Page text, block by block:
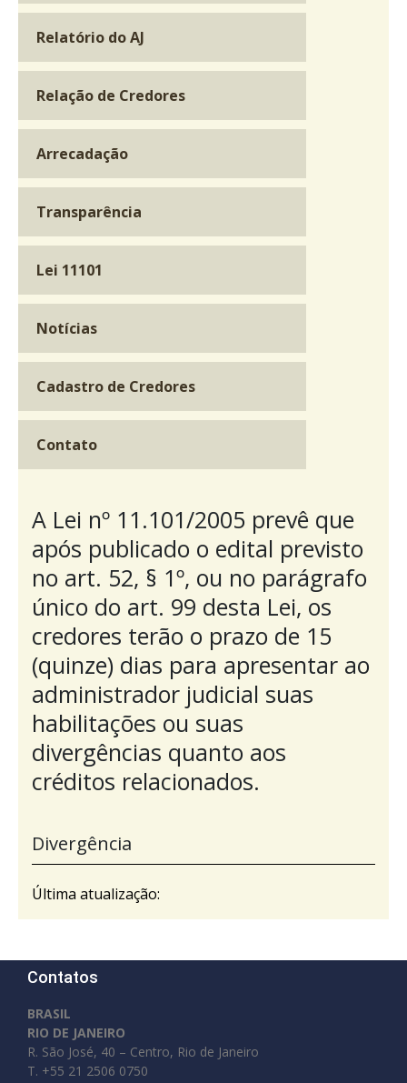
Relatório do AJ
Relação de Credores
Arrecadação
Transparência
Lei 11101
Notícias
Cadastro de Credores
Contato
A Lei nº 11.101/2005 prevê que
após publicado o edital previsto
no art. 52, § 1º, ou no parágrafo
único do art. 99 desta Lei, os
credores terão o prazo de 15
(quinze) dias para apresentar ao
administrador judicial suas
habilitações ou suas
divergências quanto aos
créditos relacionados.
Divergência
Última atualização:
Contatos
BRASIL
RIO DE JANEIRO
R. São José, 40 – Centro, Rio de Janeiro
T. +55 21 2506 0750